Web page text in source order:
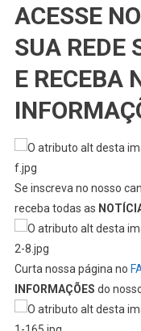
ACESSE
SUA REDE
E RECEBA
Se inscreva no nosso
receba todas as
Curta nossa página no
INFORMAÇÕES do